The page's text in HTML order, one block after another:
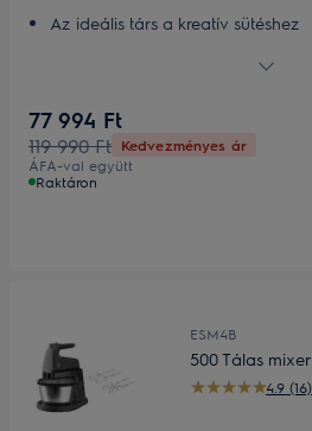
Az ideális társ a kreatív sütéshez
Sokoldalú tartozékok
77 994 Ft
119 990 Ft Kedvezményes ár
ÁFA-val együtt
Raktáron
ESM4B
4.9 (16)
500 Tálas mixer